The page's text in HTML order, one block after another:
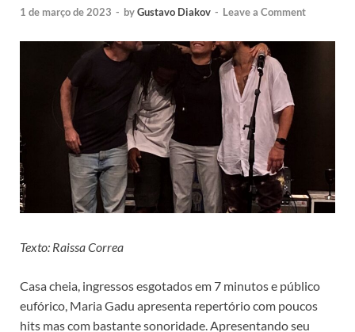
1 de março de 2023 - byGustavo Diakov - Leave a Comment
Texto: Raissa Correa
Casa cheia, ingressos esgotados em 7 minutos e público
eufórico, Maria Gadu apresenta repertório com poucos
hits mas com bastante sonoridade. Apresentando seu